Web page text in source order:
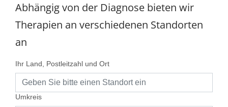
Abhängig von der Diagnose bieten wir
Therapien an verschiedenen Standorten
an
Ihr Land, Postleitzahl und Ort
Umkreis